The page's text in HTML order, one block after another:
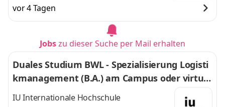
vor 4 Tagen
Jobszu dieser Suche per Mail erhalten
Duales Studium BWL - Spezialisierung Logisti
kmanagement (B.A.) am Campus oder virtuel
l
IU Internationale Hochschule